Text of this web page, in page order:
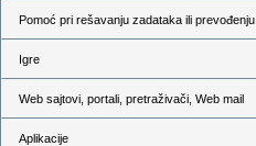
Pomoć pri rešavanju zadataka ili prevođenju
Igre
Web sajtovi, portali, pretraživači, Web mail
Aplikacije